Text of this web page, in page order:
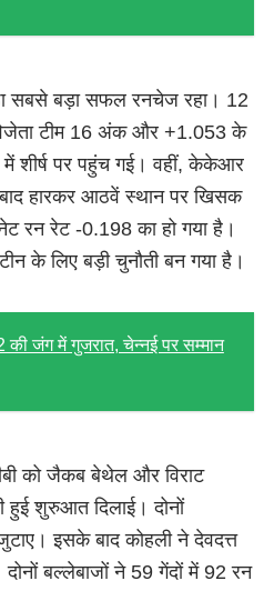
सबसे बड़ा सफल रनचेज रहा। 12
टीम 16 अंक और +1.053 के
शीर्ष पर पहुंच गई। वहीं, केकेआर
हारकर आठवें स्थान पर खिसक
रन रेट -0.198 का हो गया है।
के लिए बड़ी चुनौती बन गया है।
जंग में गुजरात, चेन्नई पर सम्मान
को जैकब बेथेल और विराट
हुई शुरुआत दिलाई। दोनों
इसके बाद कोहली ने देवदत्त
बल्लेबाजों ने 59 गेंदों में 92 रन